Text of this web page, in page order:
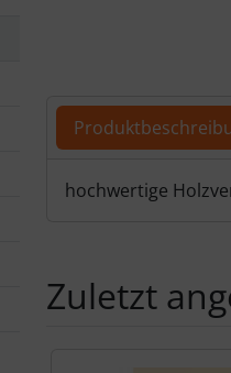
hochwertige
Zuletzt